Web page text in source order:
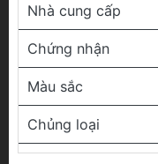
Nhà cung cấp
Chứng nhận
Màu sắc
Chủng loại